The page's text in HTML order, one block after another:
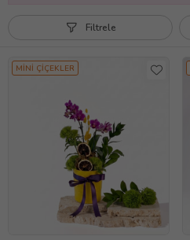
Filtrele
MİNİ ÇİÇEKLER